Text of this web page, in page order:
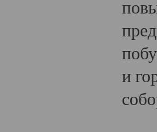
и